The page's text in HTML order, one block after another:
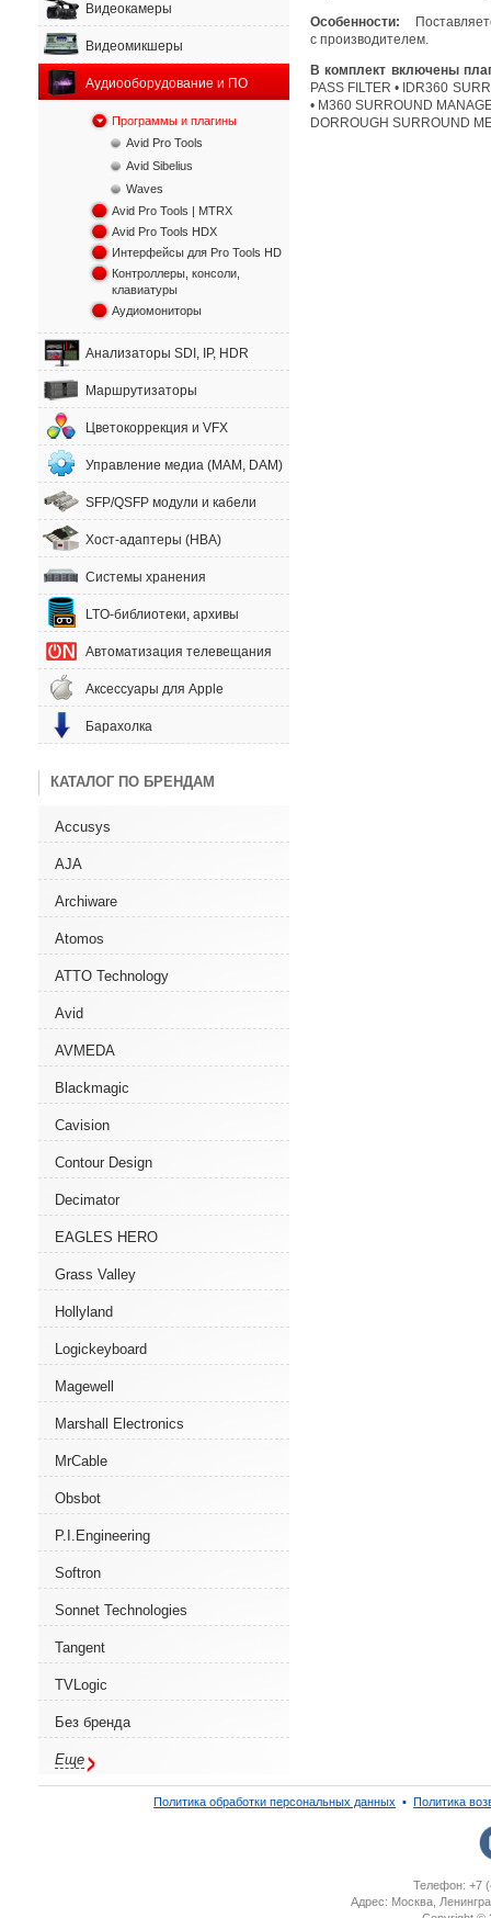
Видеокамеры
Видеомикшеры
Аудиооборудование и ПО
Программы и плагины
Avid Pro Tools
Avid Sibelius
Waves
Avid Pro Tools | MTRX
Avid Pro Tools HDX
Интерфейсы для Pro Tools HD
Контроллеры, консоли,
клавиатуры
Аудиомониторы
Анализаторы SDI, IP, HDR
Маршрутизаторы
Цветокоррекция и VFX
Управление медиа (MAM, DAM)
SFP/QSFP модули и кабели
Хост-адаптеры (HBA)
Системы хранения
LTO-библиотеки, архивы
Автоматизация телевещания
Аксессуары для Apple
Барахолка
КАТАЛОГ ПО БРЕНДАМ
Accusys
AJA
Archiware
Atomos
ATTO Technology
Avid
AVMEDA
Blackmagic
Cavision
Contour Design
Decimator
EAGLES HERO
Grass Valley
Hollyland
Logickeyboard
Magewell
Marshall Electronics
MrCable
Obsbot
P.I.Engineering
Softron
Sonnet Technologies
Tangent
TVLogic
Без бренда
Еще
Особенности:
с производителем.
В комплект включены
PASS FILTER • IDR360
• M360 SURROUND
DORROUGH SURROUND
Политика обработки персональных данных ▪ Политика
Телефон: +7
Адрес: Москва,